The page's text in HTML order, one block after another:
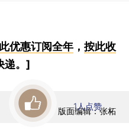
优惠订阅全年， 按此收
递。]
版面编辑：张柘
1人点赞